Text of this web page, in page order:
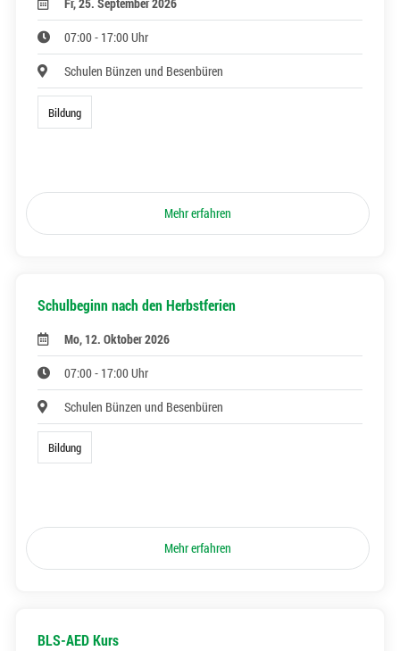
Fr, 25. September 2026
07:00 - 17:00 Uhr
Schulen Bünzen und Besenbüren
Bildung
Mehr erfahren
Schulbeginn nach den Herbstferien
Mo, 12. Oktober 2026
07:00 - 17:00 Uhr
Schulen Bünzen und Besenbüren
Bildung
Mehr erfahren
BLS-AED Kurs